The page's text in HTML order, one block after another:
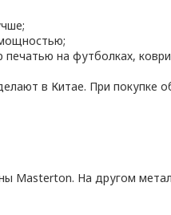
печатью на футболках,
в Китае. При покупке
Masterton. На другом